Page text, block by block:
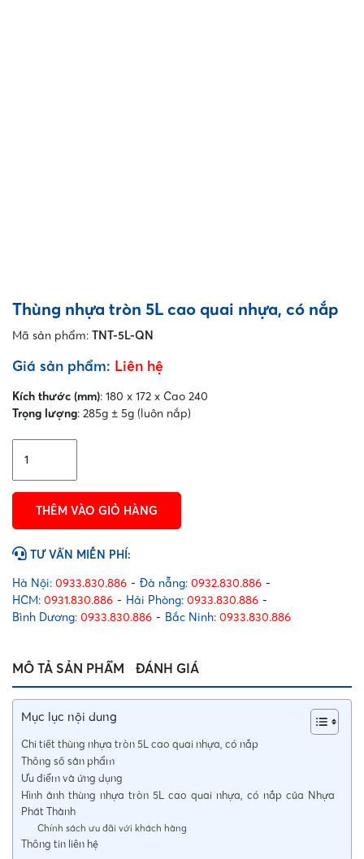
Thùng nhựa tròn 5L cao quai nhựa, có nắp
Mã sản phẩm: TNT-5L-QN
Giá sản phẩm: Liên hệ
Kích thước (mm): 180 x 172 x Cao 240
Trọng lượng: 285g ± 5g (luôn nắp)
nhựa
tròn
5L
quai
nhựa,
nắp
số
lượng
THÊM VÀO GIỎ HÀNG
TƯ VẤN MIỄN PHÍ:
Hà Nội: 0933.830.886 - Đà nẵng: 0932.830.886 -
HCM: 0931.830.886 - Hải Phòng: 0933.830.886 -
Bình Dương: 0933.830.886 - Bắc Ninh: 0933.830.886
MÔ TẢ SẢN PHẨM ĐÁNH GIÁ
Mục lục nội dung
Chi tiết thùng nhựa tròn 5L cao quai nhựa, có nắp
Thông số sản phẩm
Ưu điểm và ứng dụng
Hình ảnh thùng nhựa tròn 5L cao quai nhựa, có nắp của Nhựa
Phát Thành
Chính sách ưu đãi với khách hàng
Thông tin liên hệ